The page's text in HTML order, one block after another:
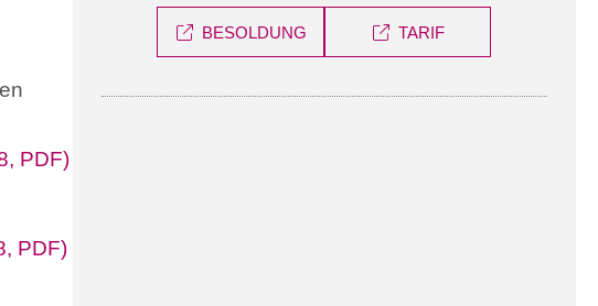
PDF)
PDF)
BESOLDUNG TARIF